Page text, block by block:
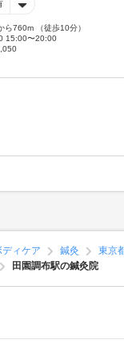
ら760m （徒歩10分）
15:00〜20:00
ディケア 鍼灸
東京
田園調布駅の鍼灸院